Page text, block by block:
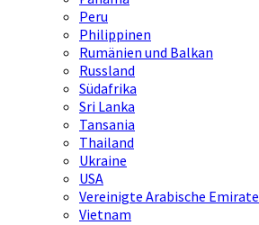
Peru
Philippinen
Rumänien und Balkan
Russland
Südafrika
Sri Lanka
Tansania
Thailand
Ukraine
USA
Vereinigte Arabische Emirate
Vietnam